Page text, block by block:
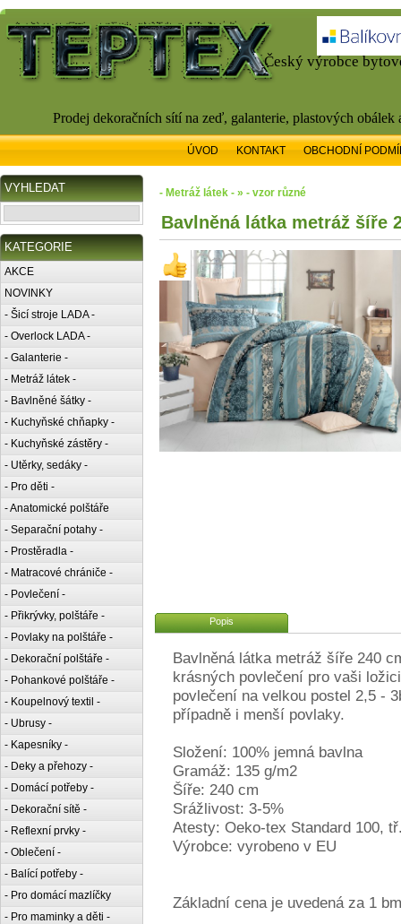
Český výrobce
Prodej dekoračních sítí na zeď, galanterie, plastových
ÚVOD KONTAKT OBCHODNÍ
VYHLEDAT
KATEGORIE
AKCE
NOVINKY
- Šicí stroje LADA -
- Overlock LADA -
- Galanterie -
- Metráž látek -
- Bavlněné šátky -
- Kuchyňské chňapky -
- Kuchyňské zástěry -
- Utěrky, sedáky -
- Pro děti -
- Anatomické polštáře
- Separační potahy -
- Prostěradla -
- Matracové chrániče -
- Povlečení -
- Přikrývky, polštáře -
- Povlaky na polštáře -
- Dekorační polštáře -
- Pohankové polštáře -
- Koupelnový textil -
- Ubrusy -
- Kapesníky -
- Deky a přehozy -
- Domácí potřeby -
- Dekorační sítě -
- Reflexní prvky -
- Oblečení -
- Balící potřeby -
- Pro domácí mazlíčky
- Pro maminky a děti -
- Metráž látek - » - vzor různé
Bavlněná látka metráž šíře
Popis
Bavlněná látka metráž šíře 240
krásných povlečení pro vaši
povlečení na velkou postel 2,5 -
případně i menší povlaky.
Složení: 100% jemná bavlna
Gramáž: 135 g/m2
Šíře: 240 cm
Srážlivost: 3-5%
Atesty: Oeko-tex Standard 100,
Výrobce: vyrobeno v EU
Základní cena je uvedená za 1